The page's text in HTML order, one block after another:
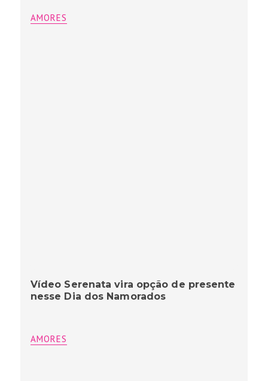
AMORES
Vídeo Serenata vira opção de presente
nesse Dia dos Namorados
AMORES